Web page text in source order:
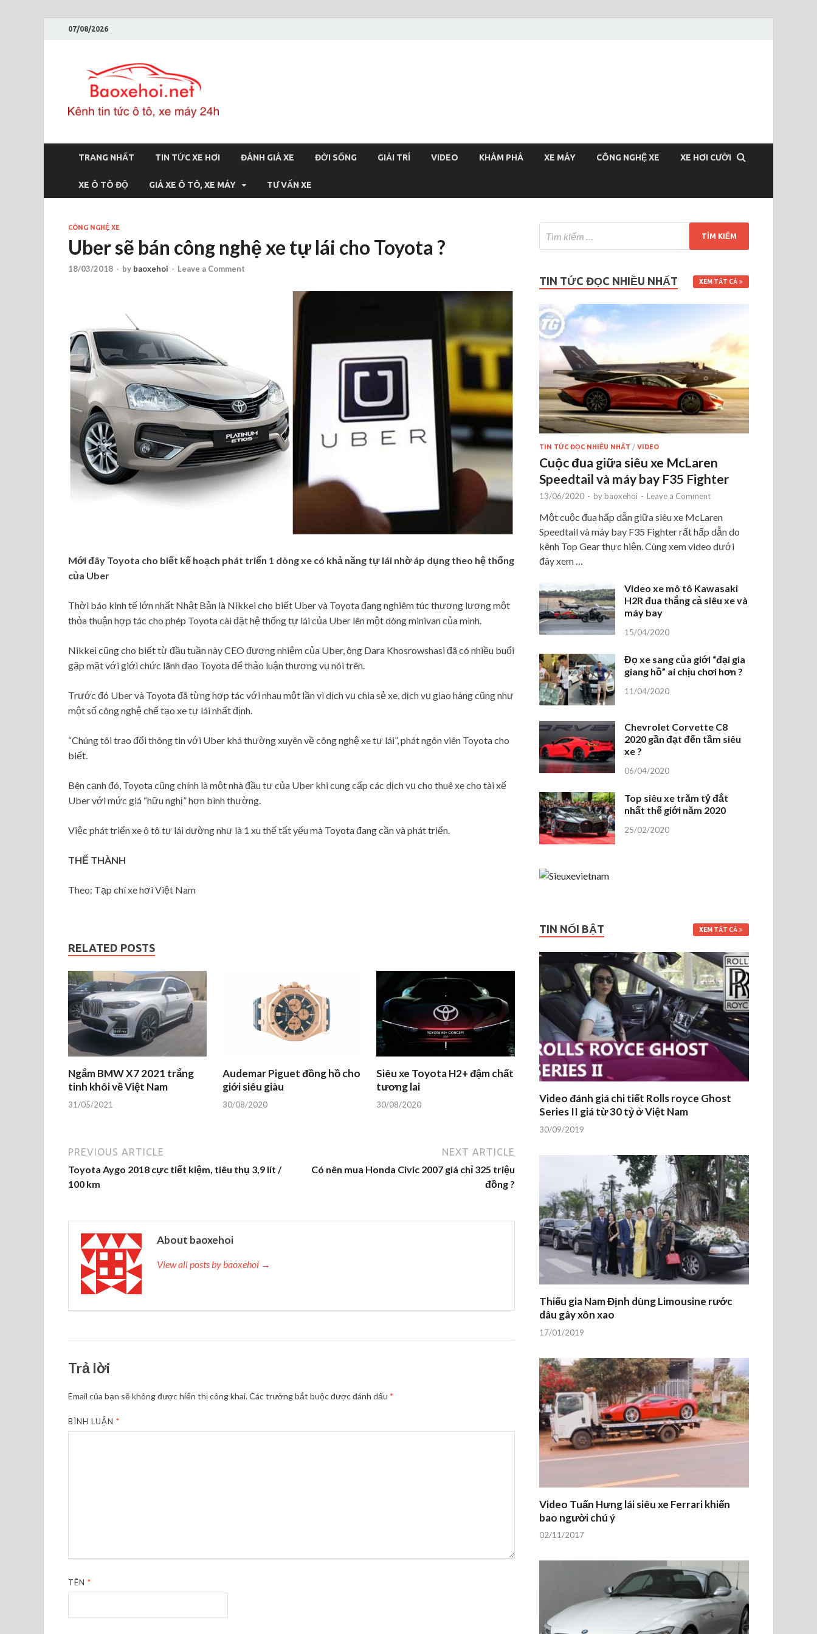
07/08/2026
TRANG NHẤT TIN TỨC XE HƠI ĐÁNH GIÁ XE ĐỜI SỐNG GIẢI TRÍ VIDEO KHÁM PHÁ XE MÁY CÔNG NGHỆ XE XE HƠI CƯỜI
XE Ô TÔ ĐỘ GIÁ XE Ô TÔ, XE MÁY TƯ VẤN XE
CÔNG NGHỆ XE
Uber sẽ bán công nghệ xe tự lái cho Toyota ?
18/03/2018 - by baoxehoi - Leave a Comment
Mới đây Toyota cho biết kế hoạch phát triển 1 dòng xe có khả năng tự lái nhờ áp dụng theo hệ thống
của Uber
Thời báo kinh tế lớn nhất Nhật Bản là Nikkei cho biết Uber và Toyota đang nghiêm túc thương lượng một
thỏa thuận hợp tác cho phép Toyota cài đặt hệ thống tự lái của Uber lên một dòng minivan của mình.
Nikkei cũng cho biết từ đầu tuần này CEO đương nhiệm của Uber, ông Dara Khosrowshasi đã có nhiều buổi
gặp mặt với giới chức lãnh đạo Toyota để thảo luận thương vụ nói trên.
Trước đó Uber và Toyota đã từng hợp tác với nhau một lần vì dịch vụ chia sẻ xe, dịch vụ giao hàng cũng như
một số công nghệ chế tạo xe tự lái nhất định.
“Chúng tôi trao đổi thông tin với Uber khá thường xuyên về công nghệ xe tự lái”, phát ngôn viên Toyota cho
biết.
Bên cạnh đó, Toyota cũng chính là một nhà đầu tư của Uber khi cung cấp các dịch vụ cho thuê xe cho tài xế
Uber với mức giá “hữu nghị” hơn bình thường.
Việc phát triển xe ô tô tự lái dường như là 1 xu thế tất yếu mà Toyota đang cần và phát triển.
THẾ THÀNH
Theo: Tạp chí xe hơi Việt Nam
RELATED POSTS
Ngắm BMW X7 2021 trắng
tinh khôi về Việt Nam
31/05/2021
Audemar Piguet đồng hồ cho
giới siêu giàu
30/08/2020
Siêu xe Toyota H2+ đậm chất
tương lai
30/08/2020
PREVIOUS ARTICLE
Toyota Aygo 2018 cực tiết kiệm, tiêu thụ 3,9 lít /
100 km
NEXT ARTICLE
Có nên mua Honda Civic 2007 giá chỉ 325 triệu
đồng ?
About baoxehoi
View all posts by baoxehoi →
Trả lời
Email của bạn sẽ không được hiển thị công khai.Các trường bắt buộc được đánh dấu *
BÌNH LUẬN*
TÊN*
TIN TỨC ĐỌC NHIỀU NHẤT XEM TẤT CẢ
TIN TỨC ĐỌC NHIỀU NHẤT /VIDEO
Cuộc đua giữa siêu xe McLaren
Speedtail và máy bay F35 Fighter
13/06/2020 - by baoxehoi - Leave a Comment
Một cuộc đua hấp dẫn giữa siêu xe McLaren
Speedtail và máy bay F35 Fighter rất hấp dẫn do
kênh Top Gear thực hiện. Cùng xem video dưới
đây xem …
Video xe mô tô Kawasaki
H2R đua thắng cả siêu xe và
máy bay
15/04/2020
Đọ xe sang của giới “đại gia
giang hồ” ai chịu chơi hơn ?
11/04/2020
Chevrolet Corvette C8
2020 gần đạt đến tầm siêu
xe ?
06/04/2020
Top siêu xe trăm tỷ đắt
nhất thế giới năm 2020
25/02/2020
TIN NỔI BẬT XEM TẤT CẢ
Video đánh giá chi tiết Rolls royce Ghost
Series II giá từ 30 tỷ ở Việt Nam
30/09/2019
Thiếu gia Nam Định dùng Limousine rước
dâu gây xôn xao
17/01/2019
Video Tuấn Hưng lái siêu xe Ferrari khiến
bao người chú ý
02/11/2017